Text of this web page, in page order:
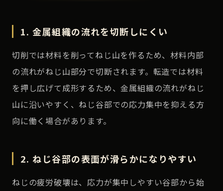
1. 金属組織の流れを切断しにくい
切削では材料を削ってねじ山を作るため、材料内部
の流れがねじ山部分で切断されます。転造では材料
を押し広げて成形するため、金属組織の流れがねじ
山に沿いやすく、ねじ谷部での応力集中を抑える方
向に働く場合があります。
2. ねじ谷部の表面が滑らかになりやすい
ねじの疲労破壊は、応力が集中しやすい谷部から始